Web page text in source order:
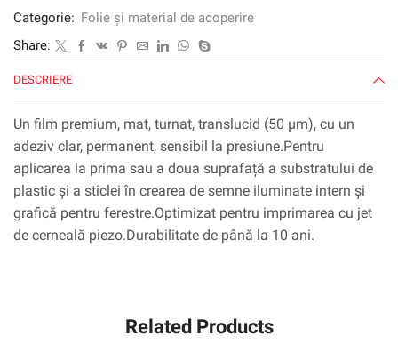
45,72
m
Categorie: Folie și material de acoperire
Share:
DESCRIERE
Un film premium, mat, turnat, translucid (50 µm), cu un
adeziv clar, permanent, sensibil la presiune.Pentru
aplicarea la prima sau a doua suprafață a substratului de
plastic și a sticlei în crearea de semne iluminate intern și
grafică pentru ferestre.Optimizat pentru imprimarea cu jet
de cerneală piezo.Durabilitate de până la 10 ani.
Related Products